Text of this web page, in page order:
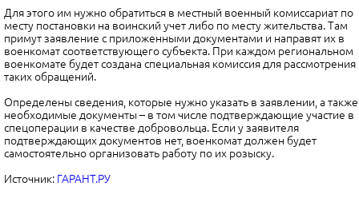
Для этого им нужно обратиться в местный военный комиссариат по
месту постановки на воинский учет либо по месту жительства. Там
примут заявление с приложенными документами и направят их в
военкомат соответствующего субъекта. При каждом региональном
военкомате будет создана специальная комиссия для рассмотрения
таких обращений.
Определены сведения, которые нужно указать в заявлении, а также
необходимые документы – в том числе подтверждающие участие в
спецоперации в качестве добровольца. Если у заявителя
подтверждающих документов нет, военкомат должен будет
самостоятельно организовать работу по их розыску.
Источник: ГАРАНТ.РУ